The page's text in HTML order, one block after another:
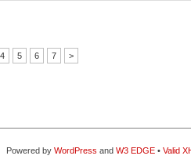
4 5 6 7 >
Powered by WordPress and W3 EDGE• Valid